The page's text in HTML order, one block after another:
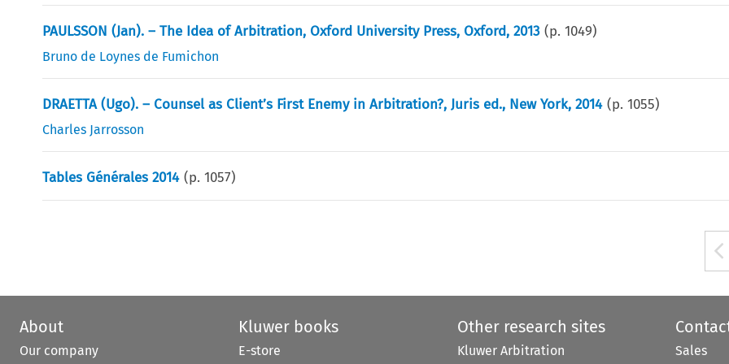
PAULSSON (Jan). – The Idea of Arbitration, Oxford University Press, Oxford, 2013 (p.1049)
Bruno de Loynes de Fumichon
DRAETTA (Ugo). – Counsel as Client’s First Enemy in Arbitration?, Juris ed., New York, 2014 (p.1055)
Charles Jarrosson
Tables Générales 2014 (p.1057)
About
Our company
Kluwer books
E-store
Other research sites
Kluwer Arbitration Sales